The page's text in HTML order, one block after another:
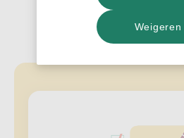
Zelf je
Weigeren